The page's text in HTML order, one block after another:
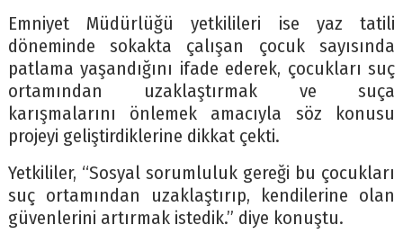
Emniyet Müdürlüğü yetkilileri ise yaz tatili
döneminde sokakta çalışan çocuk sayısında
patlama yaşandığını ifade ederek, çocukları suç
ortamından uzaklaştırmak ve suça
karışmalarını önlemek amacıyla söz konusu
projeyi geliştirdiklerine dikkat çekti.
Yetkililer, “Sosyal sorumluluk gereği bu çocukları
suç ortamından uzaklaştırıp, kendilerine olan
güvenlerini artırmak istedik.” diye konuştu.